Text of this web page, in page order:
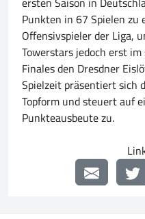
Punkten in 67 Spielen zu
Offensivspieler der Liga,
Towerstars jedoch erst
Finales den Dresdner
Spielzeit präsentiert sich
Topform und steuert auf
Punkteausbeute zu.